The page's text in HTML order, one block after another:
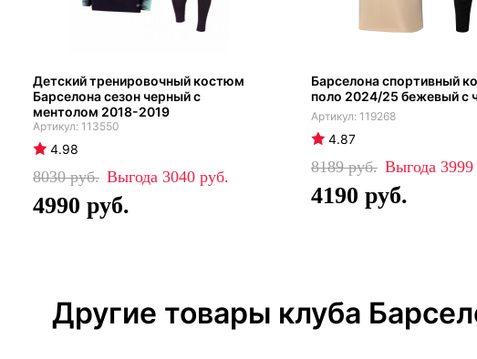
Детский тренировочный костюм
Барселона сезон черный с
ментолом 2018-2019
113550
4.98
8030 3040
4990
Барселона спортивный
поло 2024/25 бежевый с
119268
4.87
8189 3999
4190
Другие товары клуба